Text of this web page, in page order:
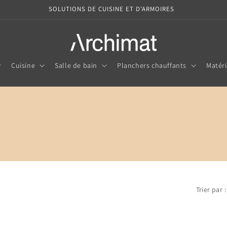
SOLUTIONS DE CUISINE ET D'ARMOIRES
Cuisine Salle de bain Planchers chauffants
Trier par :